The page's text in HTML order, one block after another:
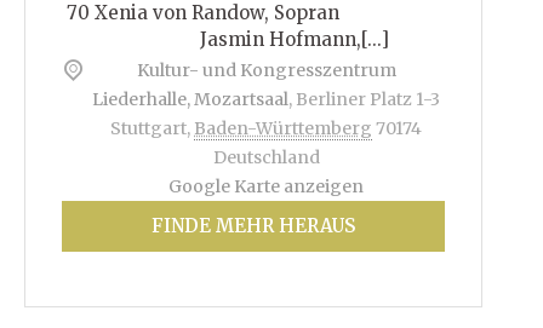
70 Xenia von Randow, Sopran
Jasmin Hofmann,[...]
Kultur- und Kongresszentrum
Liederhalle, Mozartsaal, Berliner Platz 1-3
Stuttgart, Baden-Württemberg 70174
Deutschland
Google Karte anzeigen
FINDE MEHR HERAUS